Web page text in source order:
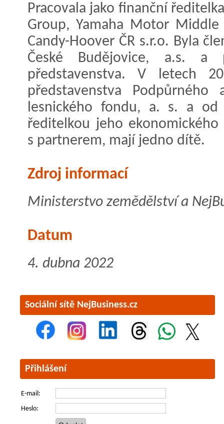
Pracovala jako finanční
Group, Yamaha Motor Middle
Candy-Hoover ČR s.r.o. Byla
České Budějovice, a.s.
představenstva. V letech
představenstva
lesnického fondu, a. s. a
ředitelkou jeho
s partnerem, mají jedno dítě.
Zdroj informací
Ministerstvo zemědělství a
Datum
4. dubna 2022
Sociální sítě NejBusiness.cz
Přihlášení
E-mail:
Heslo: